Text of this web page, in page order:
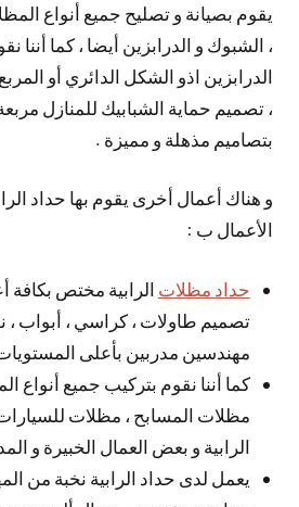
يقوم بصيانة و تصليح جميع أنواع
، الشبوك و الدرابزين أيضا ، كما أننا
الدرابزين اذو الشكل الدائري أو
، تصميم حماية الشبابيك للمنازل
بتصاميم مذهلة و مميزة .
و هناك أعمال أخرى يقوم بها حداد
الأعمال ب :
حداد مظلات الرابية مختص بكافة
تصميم طاولات ، كراسي ، أبواب ،
مهندسين مدربين بأعلى
كما أننا نقوم بتركيب جميع أنواع
مظلات المسابح ، مظلات للسيارات
الرابية و بعض العمال الخبيرة و
يعمل لدى حداد الرابية نخبة من